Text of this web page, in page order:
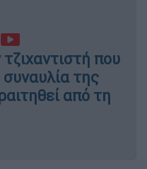
που
της
από τη